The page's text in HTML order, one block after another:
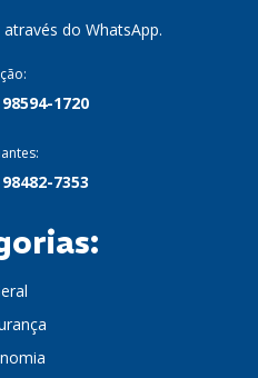
do WhatsApp.
1720
7353